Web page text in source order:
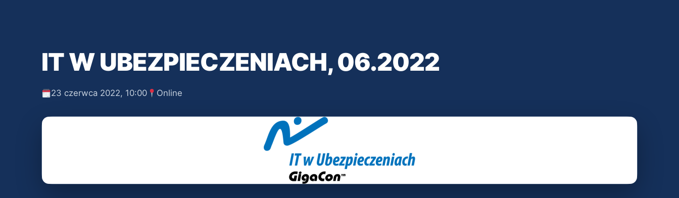
IT W UBEZPIECZENIACH, 06.2022
23 czerwca 2022, 10:00 Online